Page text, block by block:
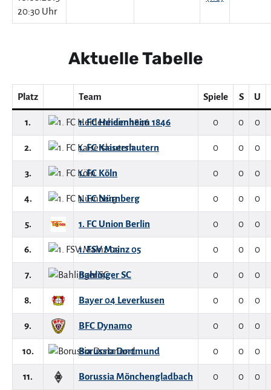
20:30 Uhr
Aktuelle Tabelle
Platz Team Spiele S U
1. 1. FC Heidenheim 1846 0 0 0
2. 1. FC Kaiserslautern 0 0 0
3. 1. FC Köln 0 0 0
4. 1. FC Nürnberg 0 0 0
5. 1. FC Union Berlin 0 0 0
6. 1. FSV Mainz 05 0 0 0
7. Bahlinger SC 0 0 0
8. Bayer 04 Leverkusen 0 0 0
9. BFC Dynamo 0 0 0
10. Borussia Dortmund 0 0 0
11. Borussia Mönchengladbach 0 0 0